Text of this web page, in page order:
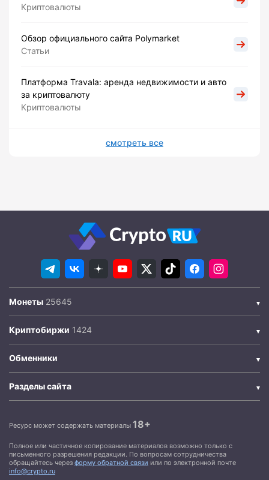
Криптовалюты
Обзор официального сайта Polymarket
Статьи
Платформа Travala: аренда недвижимости и авто
за криптовалюту
Криптовалюты
смотреть все
Монеты
Криптобиржи
Обменники
Разделы сайта
Ресурс может содержать материалы 18+
Полное или частичное копирование материалов возможно только с
письменного разрешения редакции. По вопросам сотрудничества
обращайтесь через форму обратной связи или по электронной почте
info@crypto.ru